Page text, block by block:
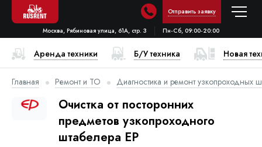
Отправить заявку
Москва, Рябиновая улица, 61А, стр. 3 Пн-Сб, 09:00-20:00
Аренда техники Б/У техника Новая
Главная Ремонт и ТО Диагностика и ремонт узкопроходных
Очистка от посторонних
предметов узкопроходного
штабелера EP